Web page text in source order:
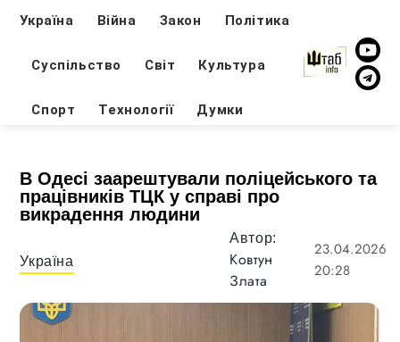
Україна Війна Закон Політика
Суспільство Світ Культура
Спорт Технології Думки
В Одесі заарештували поліцейського та
працівників ТЦК у справі про
викрадення людини
Україна
Автор:
Ковтун
Злата
23.04.2026
20:28